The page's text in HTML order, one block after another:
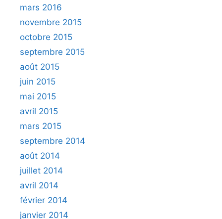
mars 2016
novembre 2015
octobre 2015
septembre 2015
août 2015
juin 2015
mai 2015
avril 2015
mars 2015
septembre 2014
août 2014
juillet 2014
avril 2014
février 2014
janvier 2014